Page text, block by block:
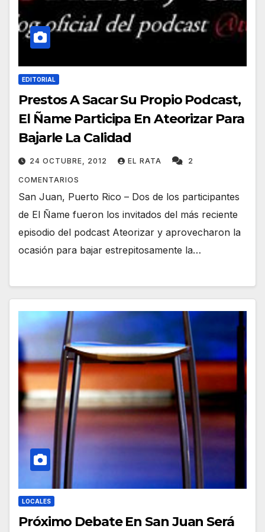
EDITORIAL
Prestos A Sacar Su Propio Podcast,
El Ñame Participa En Ateorizar Para
Bajarle La Calidad
24 OCTUBRE, 2012 EL RATA 2
COMENTARIOS
San Juan, Puerto Rico – Dos de los participantes
de El Ñame fueron los invitados del más reciente
episodio del podcast Ateorizar y aprovecharon la
ocasión para bajar estrepitosamente la…
LOCALES
Próximo Debate En San Juan Será